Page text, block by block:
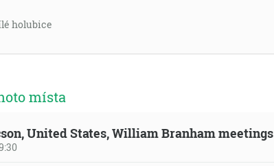
holubice
místa
United States, William Branham meetings